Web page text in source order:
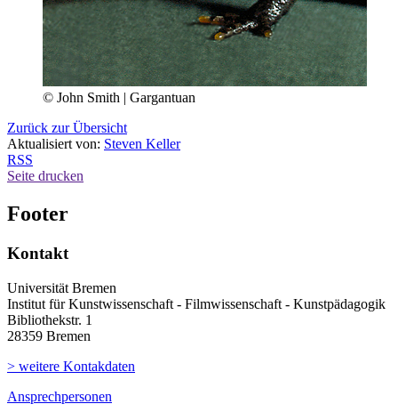
© John Smith | Gargantuan
Zurück zur Übersicht
Aktualisiert von: Steven Keller
RSS
Seite drucken
Footer
Kontakt
Universität Bremen
Institut für Kunstwissenschaft - Filmwissenschaft - Kunstpädagogik
Bibliothekstr. 1
28359 Bremen
> weitere Kontakdaten
Ansprechpersonen